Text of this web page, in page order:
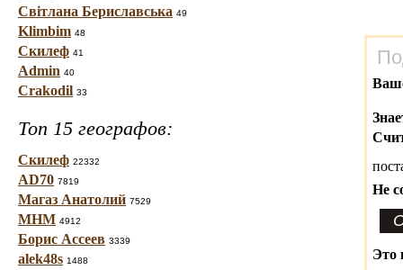
Світлана Бериславська 49
Klimbim 48
Скилеф 41
Admin 40
Crakodil 33
Топ 15 географов:
Скилеф 22332
AD70 7819
Магаз Анатолий 7529
МНМ 4912
Борис Ассеев 3339
alek48s 1488
Не
Это